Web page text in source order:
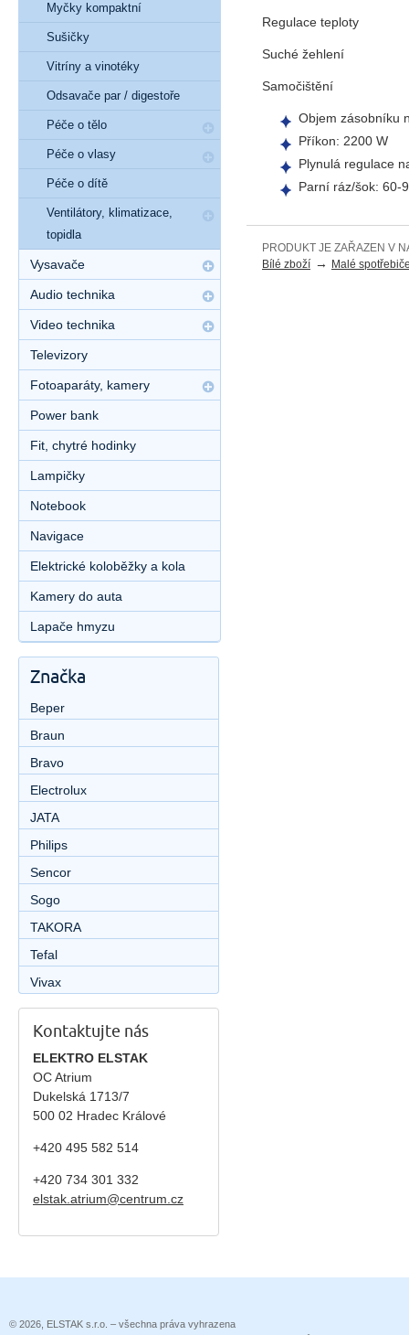
Regulace teploty
Suché žehlení
Samočištění
Objem zásobníku
Příkon: 2200 W
Plynulá regulace
Parní ráz/šok: 60-
PRODUKT JE ZAŘAZEN V
Bílé zboží → Malé
Myčky kompaktní
Sušičky
Vitríny a vinotéky
Odsavače par / digestoře
Péče o tělo
Péče o vlasy
Péče o dítě
Ventilátory, klimatizace,
topidla
Vysavače
Audio technika
Video technika
Televizory
Fotoaparáty, kamery
Power bank
Fit, chytré hodinky
Lampičky
Notebook
Navigace
Elektrické koloběžky a kola
Kamery do auta
Lapače hmyzu
Značka
Beper
Braun
Bravo
Electrolux
JATA
Philips
Sencor
Sogo
TAKORA
Tefal
Vivax
Kontaktujte nás
ELEKTRO ELSTAK
OC Atrium
Dukelská 1713/7
500 02 Hradec Králové
+420 495 582 514
+420 734 301 332
elstak.atrium@centrum.cz
© 2026, ELSTAK s.r.o. – všechna práva vyhrazena